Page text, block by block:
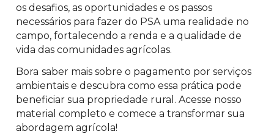
os desafios, as oportunidades e os passos
necessários para fazer do PSA uma realidade no
campo, fortalecendo a renda e a qualidade de
vida das comunidades agrícolas.
Bora saber mais sobre o pagamento por serviços
ambientais e descubra como essa prática pode
beneficiar sua propriedade rural. Acesse nosso
material completo e comece a transformar sua
abordagem agrícola!